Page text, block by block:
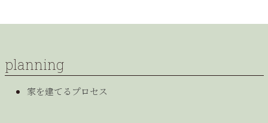
planning
家を建てるプロセス